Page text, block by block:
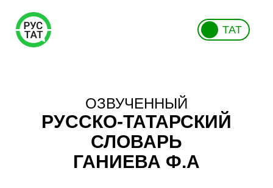
ТАТ
ОЗВУЧЕННЫЙ
РУССКО-ТАТАРСКИЙ
СЛОВАРЬ
ГАНИЕВА Ф.А